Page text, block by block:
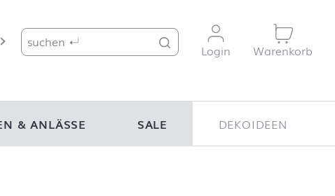
Suche nach:
Login
Warenkorb
& ANLÄSSE SALE DEKOIDEEN